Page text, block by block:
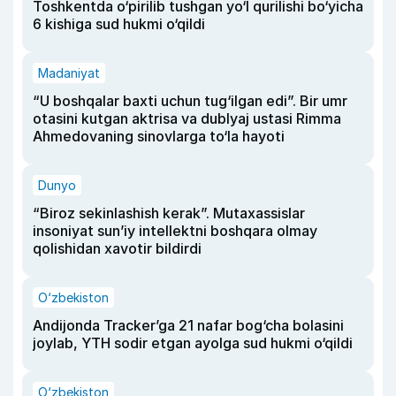
Toshkentda o‘pirilib tushgan yo‘l qurilishi bo‘yicha
6 kishiga sud hukmi o‘qildi
Madaniyat
“U boshqalar baxti uchun tug‘ilgan edi”. Bir umr
otasini kutgan aktrisa va dublyaj ustasi Rimma
Ahmedovaning sinovlarga to‘la hayoti
Dunyo
“Biroz sekinlashish kerak”. Mutaxassislar
insoniyat sun’iy intellektni boshqara olmay
qolishidan xavotir bildirdi
O‘zbekiston
Andijonda Tracker’ga 21 nafar bog‘cha bolasini
joylab, YTH sodir etgan ayolga sud hukmi o‘qildi
O‘zbekiston